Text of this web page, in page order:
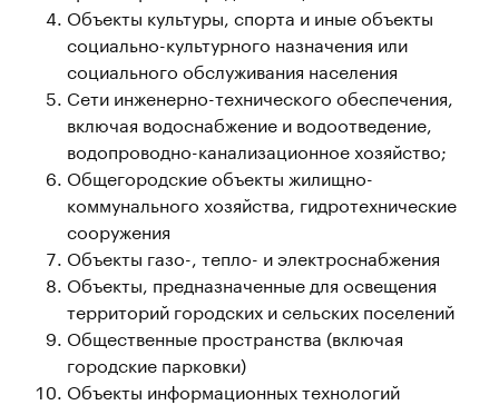
Объекты культуры, спорта и иные объекты
социально-культурного назначения или
социального обслуживания населения
Сети инженерно-технического обеспечения,
включая водоснабжение и водоотведение,
водопроводно-канализационное хозяйство;
Общегородские объекты жилищно-
коммунального хозяйства, гидротехнические
сооружения
Объекты газо-, тепло- и электроснабжения
Объекты, предназначенные для освещения
территорий городских и сельских поселений
Общественные пространства (включая
городские парковки)
Объекты информационных технологий